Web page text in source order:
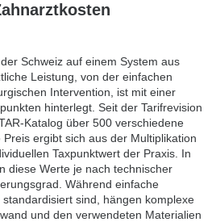
Schweiz auf einem System aus
Leistung, von der einfachen
Intervention, ist mit einer
hinterlegt. Seit der Tarifrevision
Katalog über 500 verschiedene
ergibt sich aus der Multiplikation
Taxpunktwert der Praxis. In
diese Werte je nach technischer
Während einfache
sind, hängen komplexe
und den verwendeten Materialien